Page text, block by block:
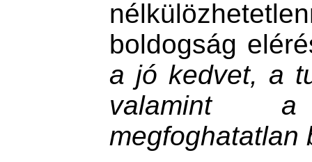
boldogság
a jó kedvet, a
valamint
megfoghatatlan